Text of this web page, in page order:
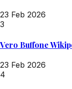
23 Feb 2026
3
Vero Buffone
23 Feb 2026
4